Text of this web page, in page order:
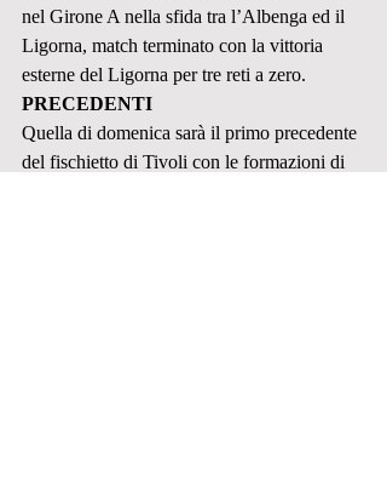
nel Girone A nella sfida tra l’Albenga ed il
Ligorna, match terminato con la vittoria
esterne del Ligorna per tre reti a zero.
PRECEDENTI
Quella di domenica sarà il primo precedente
del fischietto di Tivoli con le formazioni di